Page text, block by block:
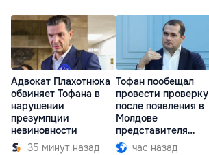
Адвокат Плахотнюка
обвиняет Тофана в
нарушении
презумпции
невиновности
35 минут назад
Тофан пообещал
провести проверку
после появления в
Молдове
представителя
Южной Осетии
час назад